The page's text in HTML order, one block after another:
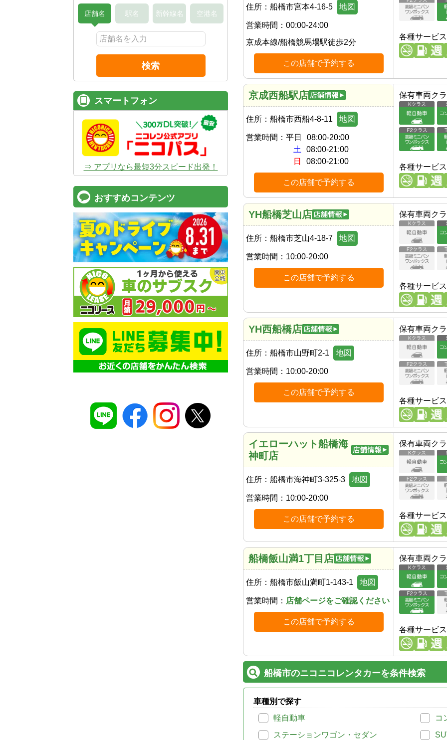
住所： 船橋市宮本4-16-5 地図
営業時間： 00:00-24:00
京成本線/船橋競馬場駅徒歩2分
この店舗で予約する
各種サービス
京成西船駅店
住所： 船橋市西船4-8-11 地図
営業時間： 平日
08:00-20:00
土
08:00-21:00
日
08:00-21:00
この店舗で予約する
保有車両ク
各種サービス
YH船橋芝山店
住所： 船橋市芝山4-18-7 地図
営業時間： 10:00-20:00
この店舗で予約する
保有車両ク
各種サービス
YH西船橋店
住所： 船橋市山野町2-1 地図
営業時間： 10:00-20:00
この店舗で予約する
保有車両ク
各種サービス
イエローハット船橋海
神町店
住所： 船橋市海神町3-325-3 地図
営業時間： 10:00-20:00
この店舗で予約する
保有車両ク
各種サービス
船橋飯山満1丁目店
住所： 船橋市飯山満町1-143-1 地図
営業時間： 店舗ページをご確認ください
この店舗で予約する
保有車両ク
各種サービス
船橋市のニコニコレンタカーを条件検索
車種別で探す
軽自動車
コ
ステーションワゴン・セダン
店舗名 駅名 新幹線名 空港名
検索
スマートフォン
⇒ アプリなら最短3分スピード出発！
おすすめコンテンツ